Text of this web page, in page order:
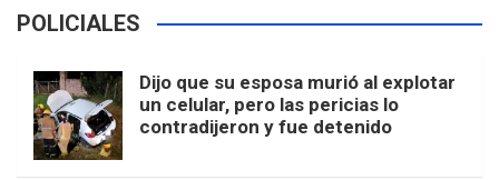
POLICIALES
Dijo que su esposa murió al explotar
un celular, pero las pericias lo
contradijeron y fue detenido